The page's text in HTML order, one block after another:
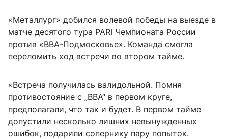
«Металлург» добился волевой победы на выезде в
матче десятого тура PARI Чемпионата России
против «ВВА-Подмосковье». Команда смогла
переломить ход встречи во втором тайме.
«Встреча получилась валидольной. Помня
противостояние с „ВВА“ в первом круге,
предполагали, что так и будет. В первом тайме
допустили несколько лишних невынужденных
ошибок, подарили сопернику пару попыток.